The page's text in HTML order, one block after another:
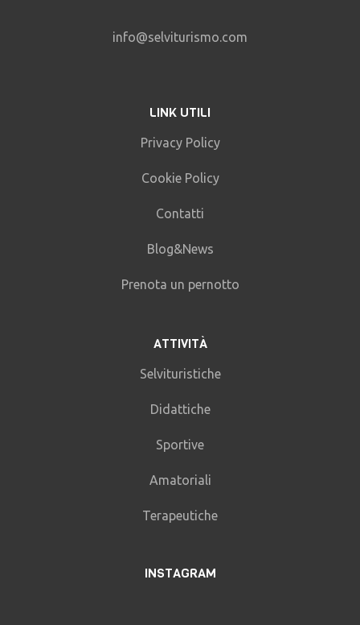
info@selviturismo.com
LINK UTILI
Privacy Policy
Cookie Policy
Contatti
Blog&News
Prenota un pernotto
ATTIVITÀ
Selvituristiche
Didattiche
Sportive
Amatoriali
Terapeutiche
INSTAGRAM